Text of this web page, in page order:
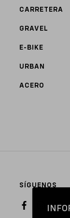
CARRETERA
GRAVEL
E-BIKE
URBAN
ACERO
SÍGUENOS